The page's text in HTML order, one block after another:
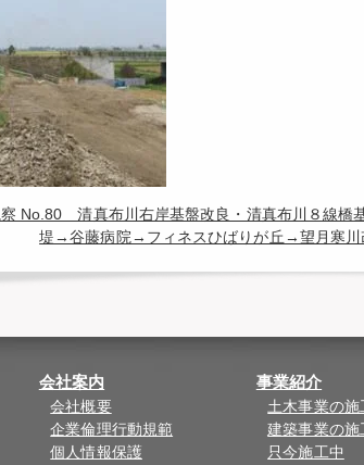
No.80 清真布川右岸基盤改良・清真布川８線
堤→谷藤病院→フィネスひばりが丘→望月寒
会社案内
会社概要
企業倫理行動規範
個人情報保護
事業紹介
土木事業の施
建築事業の施
只今施工中